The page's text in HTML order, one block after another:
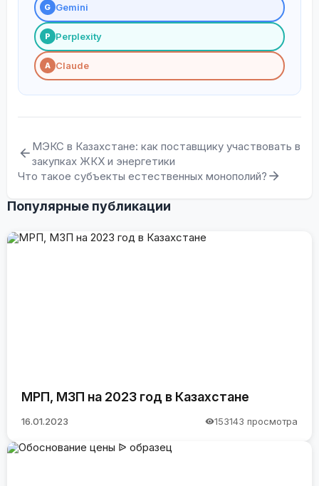
G Gemini
P Perplexity
A Claude
МЭКС в Казахстане: как поставщику участвовать в
закупках ЖКХ и энергетики
Что такое субъекты естественных монополий?
Популярные публикации
МРП, МЗП на 2023 год в Казахстане
16.01.2023 153143 просмотра